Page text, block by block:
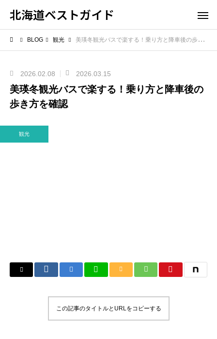
北海道ベストガイド
BLOG 観光 美瑛冬観光バスで楽する！乗り方と降車後の歩き方を確認
2026.02.08 2026.03.15
美瑛冬観光バスで楽する！乗り方と降車後の
歩き方を確認
観光
この記事のタイトルとURLをコピーする